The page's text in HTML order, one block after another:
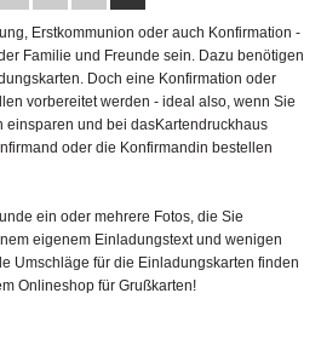
Erstkommunion oder auch Konfirmation -
Familie und Freunde sein. Dazu benötigen
Doch eine Konfirmation oder
vorbereitet werden - ideal also, wenn Sie
einsparen und bei dasKartendruckhaus
oder die Konfirmandin bestellen
ein oder mehrere Fotos, die Sie
eigenem Einladungstext und wenigen
Umschläge für die Einladungskarten finden
Onlineshop für Grußkarten!